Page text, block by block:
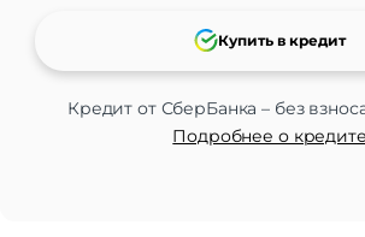
Кредит от СберБанка – без
Подробнее о кредите
Купить в кредит